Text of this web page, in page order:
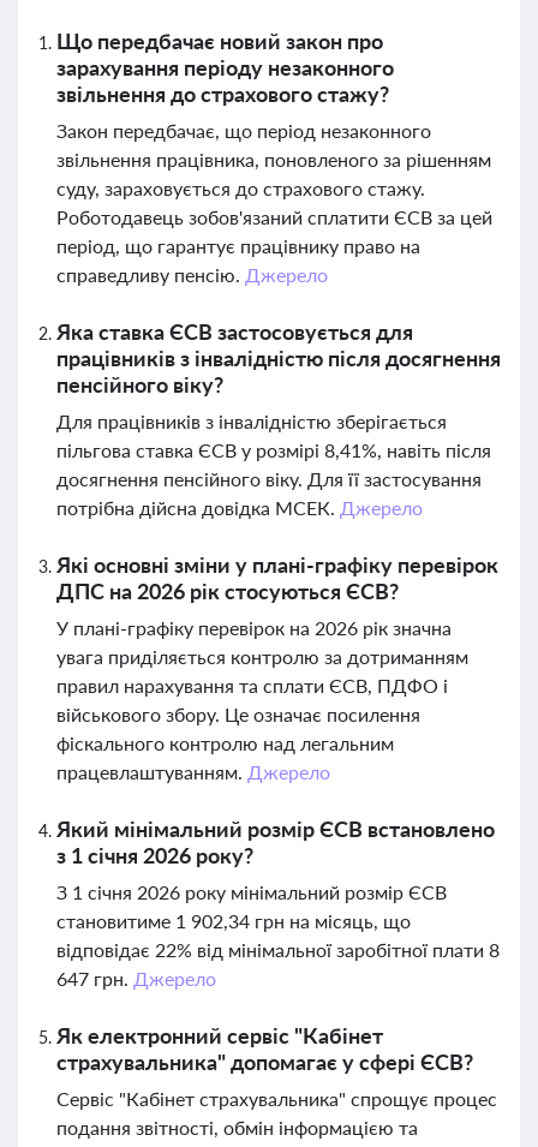
Що передбачає новий закон про
зарахування періоду незаконного
звільнення до страхового стажу?
Закон передбачає, що період незаконного
звільнення працівника, поновленого за рішенням
суду, зараховується до страхового стажу.
Роботодавець зобов'язаний сплатити ЄСВ за цей
період, що гарантує працівнику право на
справедливу пенсію. Джерело
Яка ставка ЄСВ застосовується для
працівників з інвалідністю після досягнення
пенсійного віку?
Для працівників з інвалідністю зберігається
пільгова ставка ЄСВ у розмірі 8,41%, навіть після
досягнення пенсійного віку. Для її застосування
потрібна дійсна довідка МСЕК. Джерело
Які основні зміни у плані-графіку перевірок
ДПС на 2026 рік стосуються ЄСВ?
У плані-графіку перевірок на 2026 рік значна
увага приділяється контролю за дотриманням
правил нарахування та сплати ЄСВ, ПДФО і
військового збору. Це означає посилення
фіскального контролю над легальним
працевлаштуванням. Джерело
Який мінімальний розмір ЄСВ встановлено
з 1 січня 2026 року?
З 1 січня 2026 року мінімальний розмір ЄСВ
становитиме 1 902,34 грн на місяць, що
відповідає 22% від мінімальної заробітної плати 8
647 грн. Джерело
Як електронний сервіс "Кабінет
страхувальника" допомагає у сфері ЄСВ?
Сервіс "Кабінет страхувальника" спрощує процес
подання звітності, обмін інформацією та